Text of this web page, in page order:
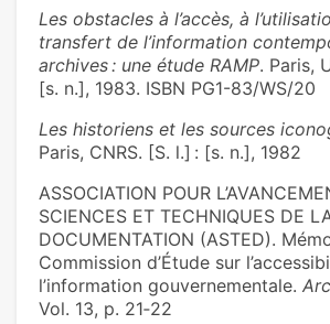
Les obstacles à l’accès, à
transfert de l’information
archives : une étude RAMP. Paris,
[s. n.], 1983. ISBN PG1-83/WS/20
Les historiens et les sources
Paris, CNRS. [S. l.] : [s. n.], 1982
ASSOCIATION POUR
SCIENCES ET TECHNIQUES DE
DOCUMENTATION (ASTED).
Commission d’Étude sur
l’information gouvernementale.
Vol. 13, p. 21‑22